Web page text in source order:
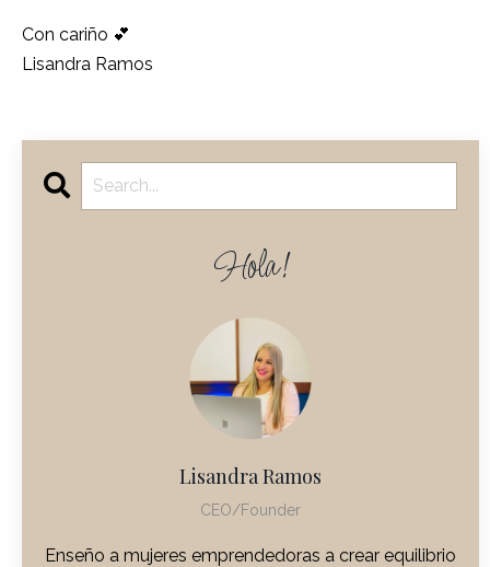
Con cariño 💕
Lisandra Ramos
Hola!
Lisandra Ramos
CEO/Founder
Enseño a mujeres emprendedoras a crear equilibrio